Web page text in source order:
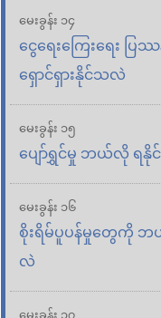
မေးခွန်း ၁၄
ငွေရေးကြေးရေး
ရှောင်ရှားနိုင်သလဲ
မေးခွန်း ၁၅
ပျော်ရွှင်မှု ဘယ်လို ရ
မေးခွန်း ၁၆
စိုးရိမ်ပူပန်မှုတွေကို ဘ
လဲ